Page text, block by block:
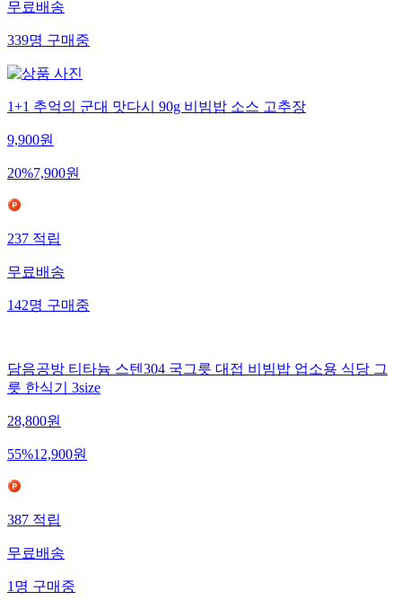
무료배송
339명구매중
1+1 추억의 군대 맛다시 90g 비빔밥 소스 고추장
9,900원
20%7,900원
237적립
무료배송
142명구매중
담음공방 티타늄 스텐304 국그릇 대접 비빔밥 업소용 식당 그
릇 한식기 3size
28,800원
55%12,900원
387적립
무료배송
1명구매중